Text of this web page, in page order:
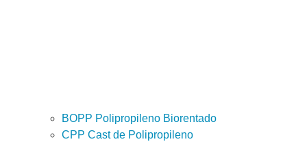
BOPP Polipropileno Biorentado
CPP Cast de Polipropileno